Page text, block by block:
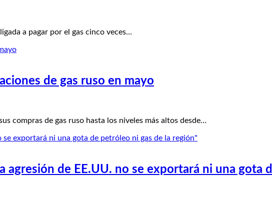
a pagar por el gas cinco veces…
de gas ruso en mayo
compras de gas ruso hasta los niveles más altos desde…
de EE.UU. no se exportará ni una gota